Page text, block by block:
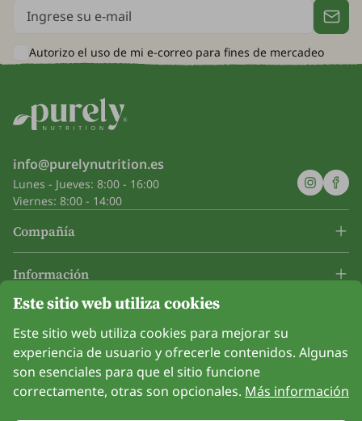
Este sitio web utiliza cookies
Este sitio web utiliza cookies para mejorar su
experiencia de usuario y ofrecerle contenidos. Algunas
son esenciales para que el sitio funcione
correctamente, otras son opcionales. Más información
Autorizo el uso de mi e-correo para fines de mercadeo
info@purelynutrition.es
Lunes - Jueves: 8:00 - 16:00
Viernes: 8:00 - 14:00
Compañía
Información
Opción de pago con tarjeta. Protección de datos personales garantizada